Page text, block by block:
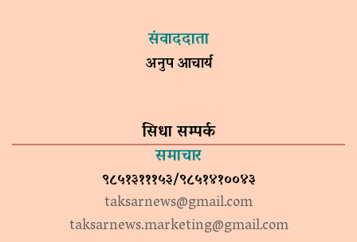
संवाददाता
अनुप आचार्य
सिधा सम्पर्क
समाचार
९८५१३१११५३/९८५१४१००४३
taksarnews@gmail.com
taksarnews.marketing@gmail.com